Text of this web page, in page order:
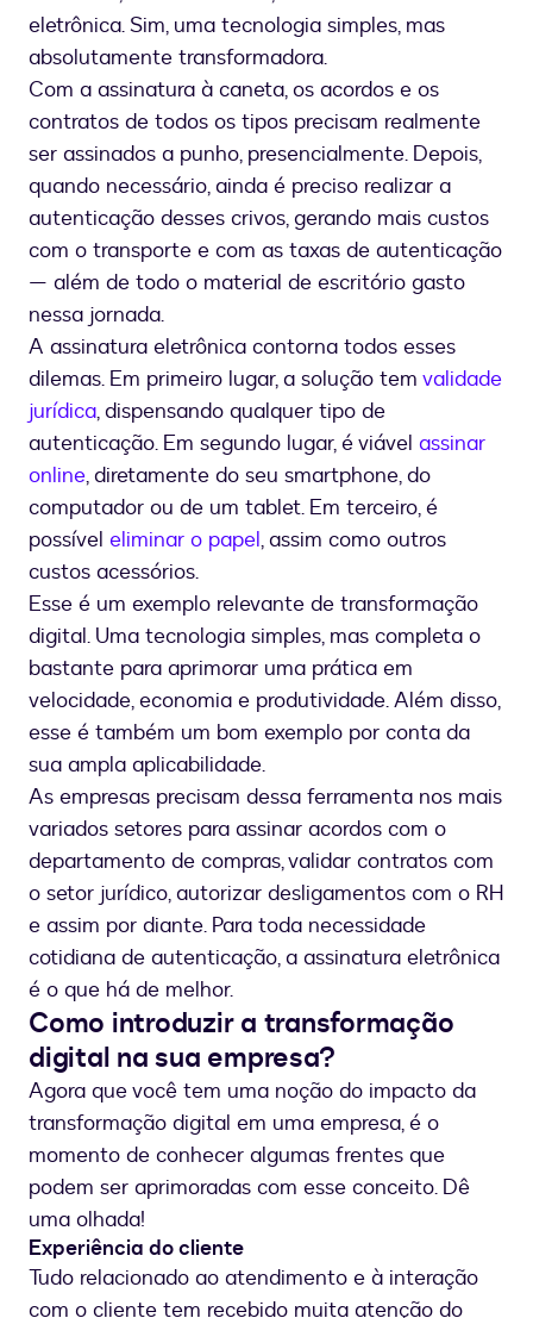
eletrônica. Sim, uma tecnologia simples, mas
absolutamente transformadora.
Com a assinatura à caneta, os acordos e os
contratos de todos os tipos precisam realmente
ser assinados a punho, presencialmente. Depois,
quando necessário, ainda é preciso realizar a
autenticação desses crivos, gerando mais custos
com o transporte e com as taxas de autenticação
— além de todo o material de escritório gasto
nessa jornada.
A assinatura eletrônica contorna todos esses
dilemas. Em primeiro lugar, a solução tem validade
jurídica, dispensando qualquer tipo de
autenticação. Em segundo lugar, é viável assinar
online, diretamente do seu smartphone, do
computador ou de um tablet. Em terceiro, é
possível eliminar o papel, assim como outros
custos acessórios.
Esse é um exemplo relevante de transformação
digital. Uma tecnologia simples, mas completa o
bastante para aprimorar uma prática em
velocidade, economia e produtividade. Além disso,
esse é também um bom exemplo por conta da
sua ampla aplicabilidade.
As empresas precisam dessa ferramenta nos mais
variados setores para assinar acordos com o
departamento de compras, validar contratos com
o setor jurídico, autorizar desligamentos com o RH
e assim por diante. Para toda necessidade
cotidiana de autenticação, a assinatura eletrônica
é o que há de melhor.
Como introduzir a transformação
digital na sua empresa?
Agora que você tem uma noção do impacto da
transformação digital em uma empresa, é o
momento de conhecer algumas frentes que
podem ser aprimoradas com esse conceito. Dê
uma olhada!
Experiência do cliente
Tudo relacionado ao atendimento e à interação
com o cliente tem recebido muita atenção do